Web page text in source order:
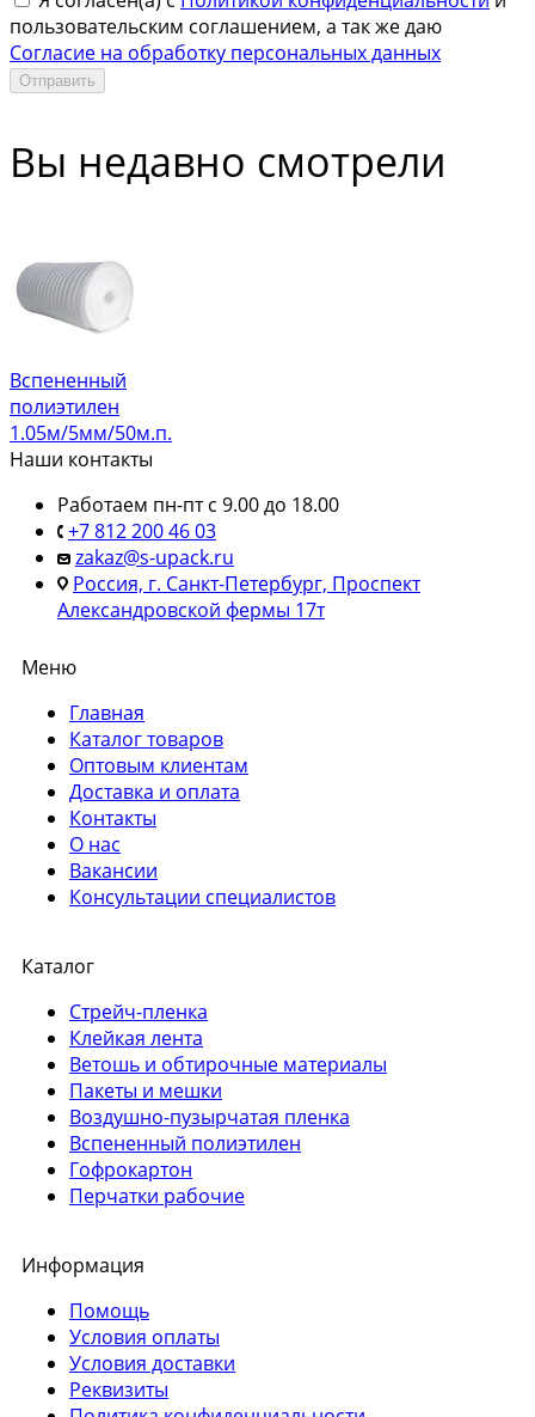
пользовательским соглашением, а так же даю
Согласие на обработку персональных данных
Отправить
Вы недавно смотрели
Вспененный
полиэтилен
1.05м/5мм/50м.п.
Наши контакты
Работаем пн-пт с 9.00 до 18.00
+7 812 200 46 03
zakaz@s-upack.ru
Россия, г. Санкт-Петербург, Проспект
Александровской фермы 17т
Меню
Главная
Каталог товаров
Оптовым клиентам
Доставка и оплата
Контакты
О нас
Вакансии
Консультации специалистов
Каталог
Стрейч-пленка
Клейкая лента
Ветошь и обтирочные материалы
Пакеты и мешки
Воздушно-пузырчатая пленка
Вспененный полиэтилен
Гофрокартон
Перчатки рабочие
Информация
Помощь
Условия оплаты
Условия доставки
Реквизиты